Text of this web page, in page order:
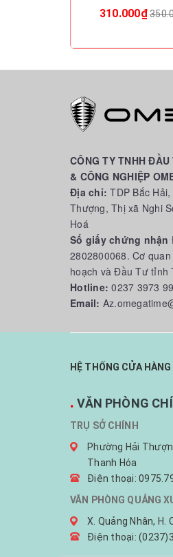
310.000₫
CÔNG TY TNHH
& CÔNG NGHIỆP
Địa chỉ:TDP Bắc
Thượng, Thị xã Nghi
Hoá
Số giấy chứng nhận
2802800068. Cơ
hoạch và Đầu Tư tỉnh
Hotline:0237 3973
Email:
HỆ THỐNG CỬA
. VĂN PHÒNG
TRỤ SỞ CHÍNH
Phường Hải
Thanh Hóa
Điện thoại:
VĂN PHÒNG QUẢNG
X. Quảng Nhân, H.
Điện thoại: